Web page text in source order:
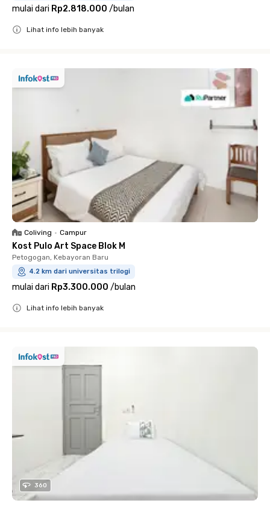
mulai dari Rp2.818.000 /bulan
Lihat info lebih banyak
Coliving • Campur
Kost Pulo Art Space Blok M
Petogogan, Kebayoran Baru
4.2 km dari universitas trilogi
mulai dari Rp3.300.000 /bulan
Lihat info lebih banyak
360